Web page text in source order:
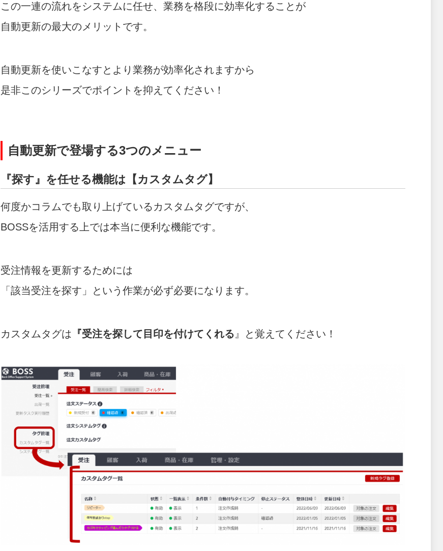
この一連の流れをシステムに任せ、業務を格段に効率化することが
自動更新の最大のメリットです。
自動更新を使いこなすとより業務が効率化されますから
是非このシリーズでポイントを抑えてください！
自動更新で登場する3つのメニュー
『探す』を任せる機能は【カスタムタグ】
何度かコラムでも取り上げているカスタムタグですが、
BOSSを活用する上では本当に便利な機能です。
受注情報を更新するためには
「該当受注を探す」という作業が必ず必要になります。
カスタムタグは 『受注を探して目印を付けてくれる 』と覚えてください！